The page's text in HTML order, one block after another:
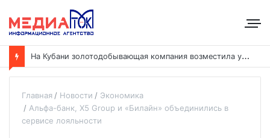
Н
а Кубани золотодобывающая компания возместила ущерб рекам на сумму почти 28 млн рублей
Главная Новости
Экономика
Альфа-банк, X5 Group и «Билайн» объединились в
сервисе лояльности